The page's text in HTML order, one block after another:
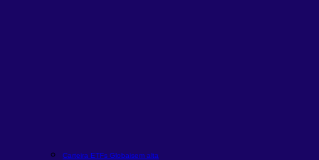
Carteira ETFs Globaisem alta